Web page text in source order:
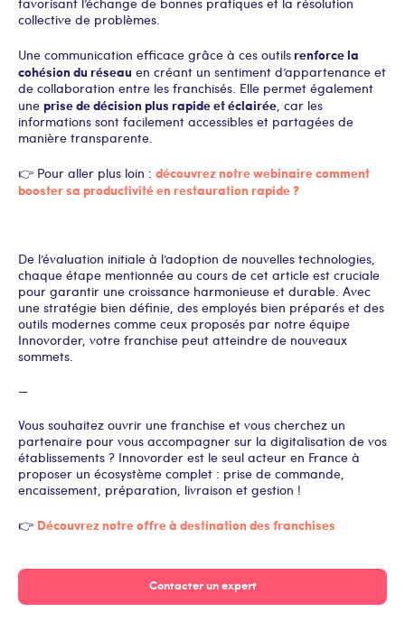
collective de problèmes.
Une communication efficace grâce à ces outilsrenforce la
cohésion du réseau en créant un sentiment d’appartenance et
de collaboration entre les franchisés. Elle permet également
une prise de décision plus rapide et éclairée, car les
informations sont facilement accessibles et partagées de
manière transparente.
👉 Pour aller plus loin : découvrez notre webinaire comment
booster sa productivité en restauration rapide ?
De l’évaluation initiale à l’adoption de nouvelles technologies,
chaque étape mentionnée au cours de cet article est cruciale
pour garantir une croissance harmonieuse et durable. Avec
une stratégie bien définie, des employés bien préparés et des
outils modernes comme ceux proposés par notre équipe
Innovorder, votre franchise peut atteindre de nouveaux
sommets.
—
Vous souhaitez ouvrir une franchise et vous cherchez un
partenaire pour vous accompagner sur la digitalisation de vos
établissements ? Innovorder est le seul acteur en France à
proposer un écosystème complet : prise de commande,
encaissement, préparation, livraison et gestion !
👉 Découvrez notre offre à destination des franchises
Contacter un expert